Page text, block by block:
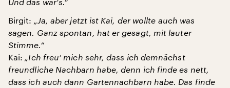
Birgit: „Ja, aber jetzt ist Kai, der wollte auch was
sagen. Ganz spontan, hat er gesagt, mit lauter
Stimme.“
Kai: „Ich freu‘ mich sehr, dass ich demnächst
freundliche Nachbarn habe, denn ich finde es nett,
dass ich auch dann Gartennachbarn habe. Das finde